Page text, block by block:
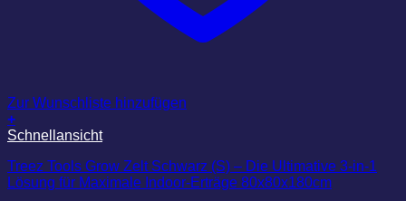
Zur Wunschliste hinzufügen
+
Schnellansicht
Treez Tools Grow Zelt Schwarz (S) – Die Ultimative 3-in-1
Lösung für Maximale Indoor-Erträge 80x80x180cm